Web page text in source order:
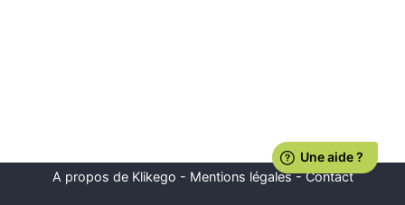
A propos de Klikego - Mentions légales-Contact